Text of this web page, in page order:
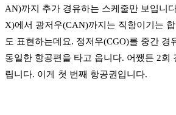
AN)까지 추가 경유하는 스케줄만 보입니
X)에서 광저우(CAN)까지는 직항이기는
도 표현하는데요. 정저우(CGO)를 중간 경
동일한 항공편을 타고 옵니다. 어쨌든 2회
립니다. 이게 첫 번째 항공권입니다.